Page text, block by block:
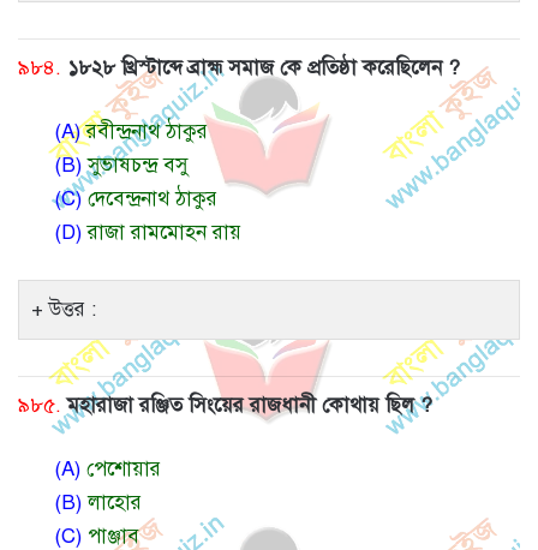
৯৮৪. ১৮২৮ খ্রিস্টাব্দে ব্রাহ্ম সমাজ কে প্রতিষ্ঠা করেছিলেন ?
(A)রবীন্দ্রনাথ ঠাকুর
(B)সুভাষচন্দ্র বসু
(C)দেবেন্দ্রনাথ ঠাকুর
(D)রাজা রামমোহন রায়
উত্তর :
৯৮৫. মহারাজা রঞ্জিত সিংয়ের রাজধানী কোথায় ছিল ?
(A) পেশোয়ার
(B)লাহোর
(C) পাঞ্জাব